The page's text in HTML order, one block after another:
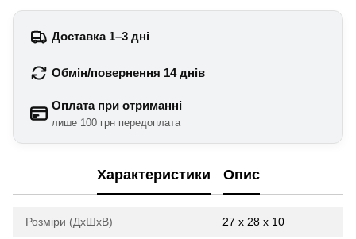
Доставка 1–3 дні
Обмін/повернення 14 днів
Оплата при отриманні
лише 100 грн передоплата
Характеристики Опис
Розміри (ДхШхВ) 27 х 28 х 10